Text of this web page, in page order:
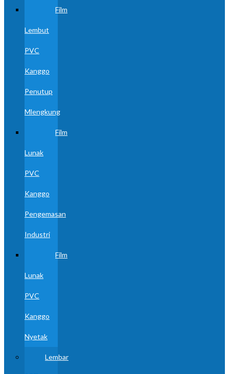
Film
Lembut
PVC
Kanggo
Penutup
Mlengkung
Film
Lunak
PVC
Kanggo
Pengemasan
Industri
Film
Lunak
PVC
Kanggo
Nyetak
Lembar